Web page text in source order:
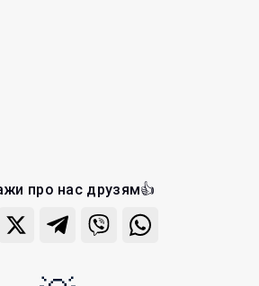
про нас друзям👍